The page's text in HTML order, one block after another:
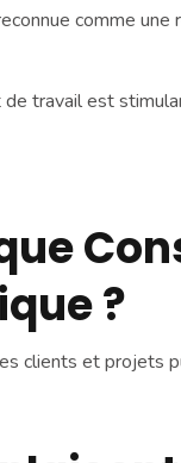
comme une
de travail est
?
clients et projets